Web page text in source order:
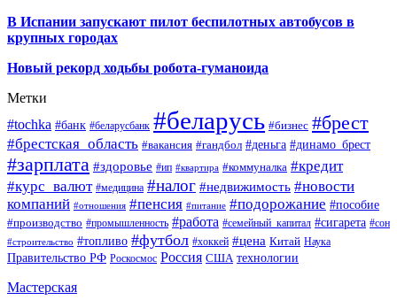
В Испании запускают пилот беспилотных автобусов в
крупных городах
Новый рекорд ходьбы робота-гуманоида
Метки
#tochka #банк #беларусбанк #беларусь #бизнес #брест
#брестская_область #вакансия #гандбол #деньга #динамо_брест
#зарплата #здоровье #ип #квартира #коммуналка #кредит
#курс_валют #медицина #налог #недвижимость #новости
компаний #отношения #пенсия #питание #подорожание #пособие
#производство #промышленность #работа #семейный_капитал #сигарета #сон
#строительство #топливо #футбол #хоккей #цена Китай Наука
Правительство РФ Роскосмос Россия США технологии
Мастерская